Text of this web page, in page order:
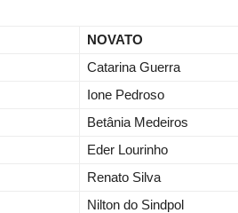
NOVATO
Catarina Guerra
Ione Pedroso
Betânia Medeiros
Eder Lourinho
Renato Silva
Nilton do Sindpol